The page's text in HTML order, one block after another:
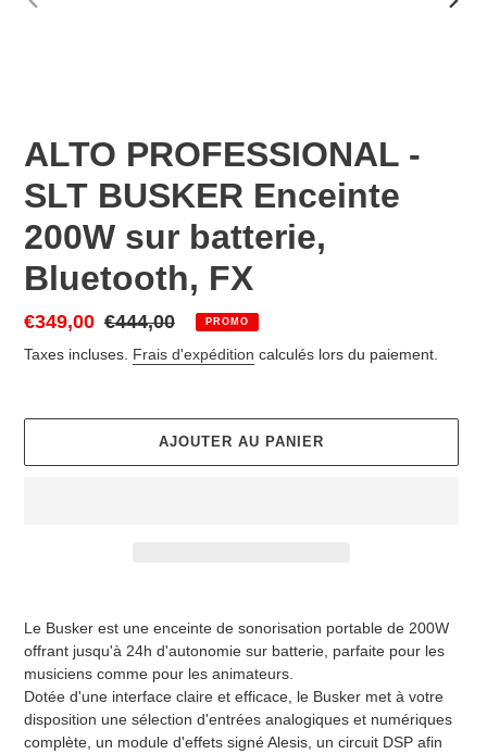
ALTO PROFESSIONAL -
SLT BUSKER Enceinte
200W sur batterie,
Bluetooth, FX
Prix
réduit
€349,00 Prix
normal
€444,00 PROMO
Taxes incluses. Frais d'expédition calculés lors du paiement.
AJOUTER AU PANIER
Le Busker est une enceinte de sonorisation portable de 200W
offrant jusqu'à 24h d'autonomie sur batterie, parfaite pour les
musiciens comme pour les animateurs.
Dotée d'une interface claire et efficace, le Busker met à votre
disposition une sélection d'entrées analogiques et numériques
complète, un module d'effets signé Alesis, un circuit DSP afin